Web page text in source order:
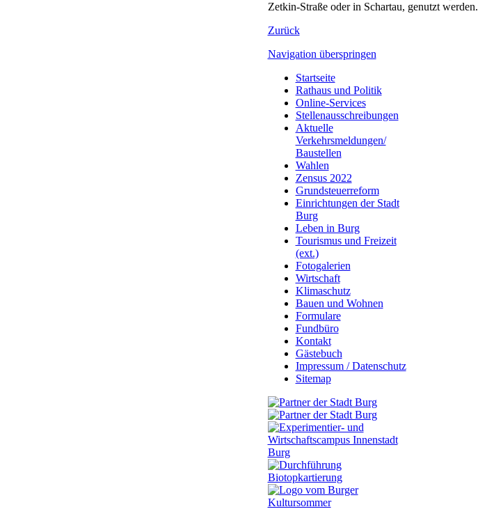
Zetkin-Straße oder in Schartau, genutzt werden.
Zurück
Navigation überspringen
Startseite
Rathaus und Politik
Online-Services
Stellenausschreibungen
Aktuelle
Verkehrsmeldungen/
Baustellen
Wahlen
Zensus 2022
Grundsteuerreform
Einrichtungen der Stadt
Burg
Leben in Burg
Tourismus und Freizeit
(ext.)
Fotogalerien
Wirtschaft
Klimaschutz
Bauen und Wohnen
Formulare
Fundbüro
Kontakt
Gästebuch
Impressum / Datenschutz
Sitemap